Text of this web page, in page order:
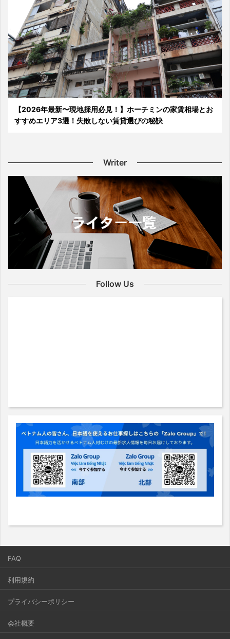
【2026年最新〜現地採用必見！】ホーチミンの家賃相場とお
すすめエリア3選！失敗しない賃貸選びの秘訣
Writer
Follow Us
FAQ
利用規約
プライバシーポリシー
会社概要